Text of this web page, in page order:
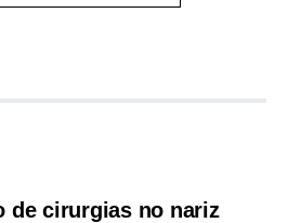
de cirurgias no nariz